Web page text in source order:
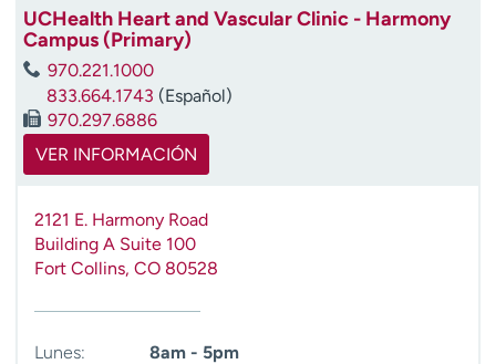
o
n
a
UCHealth Heart and Vascular Clinic - Harmony
Campus (Primary)
970.221.1000
833.664.1743 (Español)
970.297.6886
VER INFORMACIÓN
2121 E. Harmony Road
Building A Suite 100
Fort Collins, CO 80528
Lunes:
8am - 5pm